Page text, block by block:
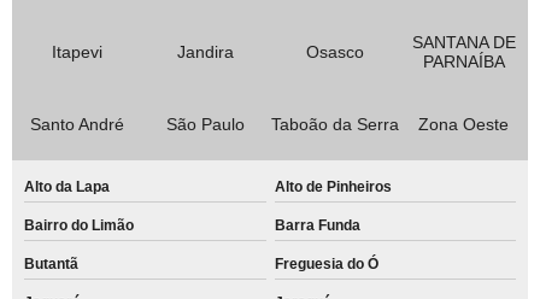
Itapevi Jandira Osasco
SANTANA DE
PARNAÍBA
Santo André São Paulo Taboão da Serra Zona Oeste
Alto da Lapa Alto de Pinheiros
Bairro do Limão Barra Funda
Butantã Freguesia do Ó